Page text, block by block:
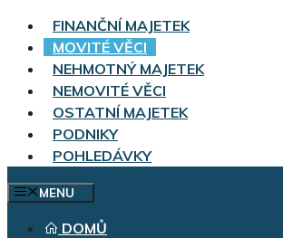
FINANČNÍ MAJETEK
MOVITÉ VĚCI
NEHMOTNÝ MAJETEK
NEMOVITÉ VĚCI
OSTATNÍ MAJETEK
PODNIKY
POHLEDÁVKY
MENU
DOMŮ